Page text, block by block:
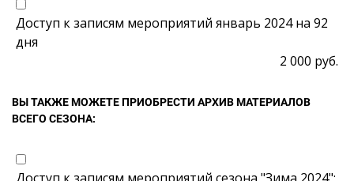
Доступ к записям мероприятий январь 2024 на 92
дня
2 000 руб.
ВЫ ТАКЖЕ МОЖЕТЕ ПРИОБРЕСТИ АРХИВ МАТЕРИАЛОВ
ВСЕГО СЕЗОНА: